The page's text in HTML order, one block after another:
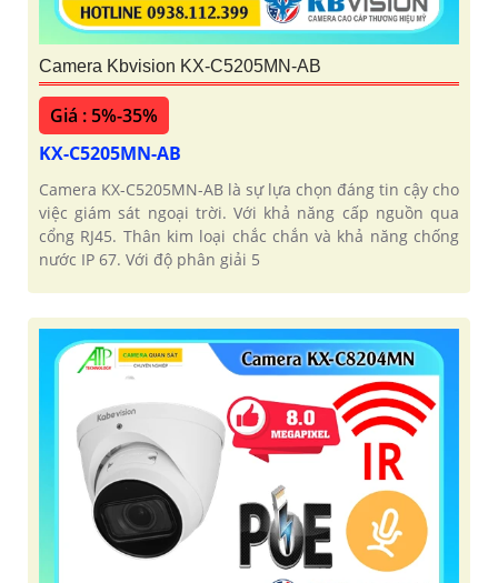
Camera Kbvision KX-C5205MN-AB
Giá : 5%-35%
KX-C5205MN-AB
Camera KX-C5205MN-AB là sự lựa chọn đáng tin cậy cho
việc giám sát ngoại trời. Với khả năng cấp nguồn qua
cổng RJ45. Thân kim loại chắc chắn và khả năng chống
nước IP 67. Với độ phân giải 5